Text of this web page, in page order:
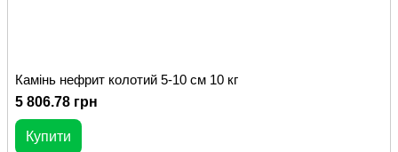
Камінь нефрит колотий 5-10 см 10 кг
5 806.78 грн
Купити